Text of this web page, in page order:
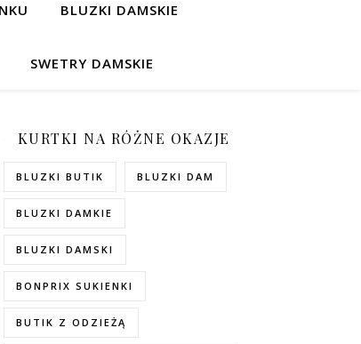
BLUZKI DAMSKIE
SWETRY DAMSKIE
KURTKI NA RÓŻNE OKAZJE
BLUZKI BUTIK BLUZKI DAM
BLUZKI DAMKIE
BLUZKI DAMSKI
BONPRIX SUKIENKI
BUTIK Z ODZIEŻĄ